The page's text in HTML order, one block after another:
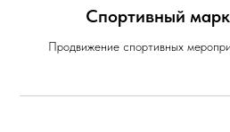
Спортивный
Продвижение спортивных